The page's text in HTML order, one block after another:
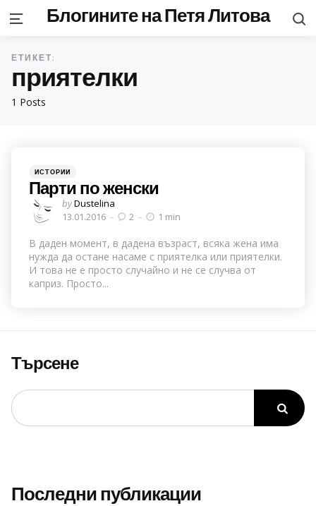
MenuБлогините на Петя Литова
1 Posts
ЕТИКЕТ:
приятелки
Categories
Posted
ИСТОРИИ
Парти по женски
Posted
by
byDustelina
13.01.2016
2 1 min
В даден момент, в дадена възраст, всяка жена има
нужда да остане насаме с приятелка или приятелки.
И това не е просто случайно и не се случва от
каприз. Просто...
Търсене
Последни публикации